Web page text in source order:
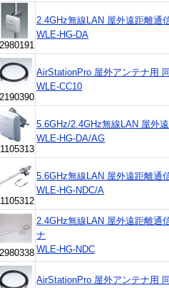
2.4GHz無線LAN 屋外遠距離
WLE-HG-DA
AirStationPro 屋外アンテナ用
WLE-CC10
5.6GHz/2.4GHz無線LAN 屋外
WLE-HG-DA/AG
5.6GHz無線LAN 屋外遠距離通
WLE-HG-NDC/A
2.4GHz無線LAN 屋外遠距離
ナ
WLE-HG-NDC
AirStationPro 屋外アンテナ用